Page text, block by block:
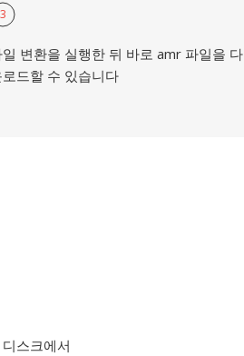
3
일 변환을 실행한 뒤 바로 amr 파일을 다
로드할 수 있습니다
디스크에서